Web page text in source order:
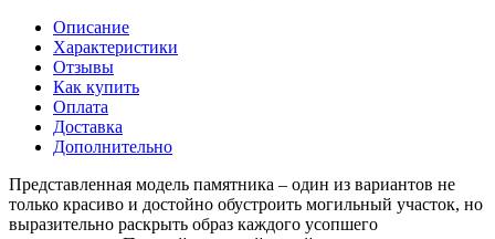
Описание
Характеристики
Отзывы
Как купить
Оплата
Доставка
Дополнительно
Представленная модель памятника – один из вариантов не
только красиво и достойно обустроить могильный участок, но
выразительно раскрыть образ каждого усопшего